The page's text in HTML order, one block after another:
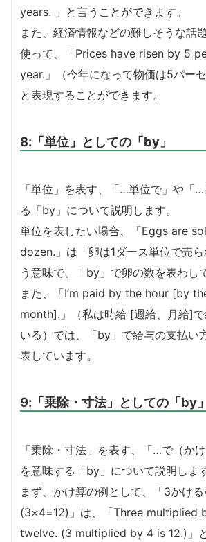
years. 」と言うことができます。
また、経済情報などの難しそうな話
使って、「Prices have risen by 5
year.」（今年になって物価は5パーセ
と表現することができます。
8:「単位」としての「by」
「単位」を表す、「…単位で」や「
る「by」について説明します。
単位を表したい場合、「Eggs are
dozen.」は「卵は1ダース単位で売
う意味で、「by」で卵の数を表わし
また、「I’m paid by the hour [by
month].」（私は時給 [週給、月給]
いる）では、「by」で給与の支払い
表しています。
9:「乗除・寸法」としての「by」
「乗除・寸法」を表す、「…で（か
を意味する「by」について説明します
まず、かけ算の例として、「3かけ
(3×4=12)」は、「Three multiplied
twelve. (3 multiplied by 4 is 12.)」